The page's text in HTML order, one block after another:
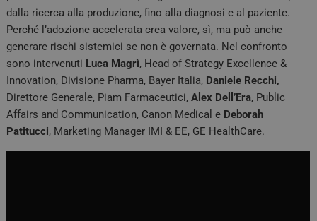
dalla ricerca alla produzione, fino alla diagnosi e al paziente.
Perché l’adozione accelerata crea valore, sì, ma può anche
generare rischi sistemici se non è governata. Nel confronto
sono intervenuti Luca Magrì, Head of Strategy Excellence &
Innovation, Divisione Pharma, Bayer Italia, Daniele Recchi,
Direttore Generale, Piam Farmaceutici,Alex Dell’Era, Public
Affairs and Communication, Canon Medical e Deborah
Patitucci, Marketing Manager IMI & EE, GE HealthCare.